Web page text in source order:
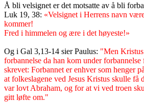
Å bli velsignet er det motsatte av å bli
Luk 19, 38: «Velsignet i Herrens navn
kommer!
Fred i himmelen og ære i det høyeste!»
Og i Gal 3,13-14 sier Paulus: "Men
forbannelse da han kom under
skrevet: Forbannet er enhver som henger
at folkeslagene ved Jesus Kristus skulle få
var lovt Abraham, og for at vi ved troen
gitt løfte om."